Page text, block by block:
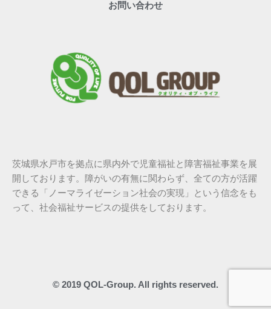
お問い合わせ
茨城県水戸市を拠点に県内外で児童福祉と障害福祉事業を展
開しております。障がいの有無に関わらず、全ての方が活躍
できる「ノーマライゼーション社会の実現」という信念をも
って、社会福祉サービスの提供をしております。
© 2019 QOL-Group. All rights reserved.